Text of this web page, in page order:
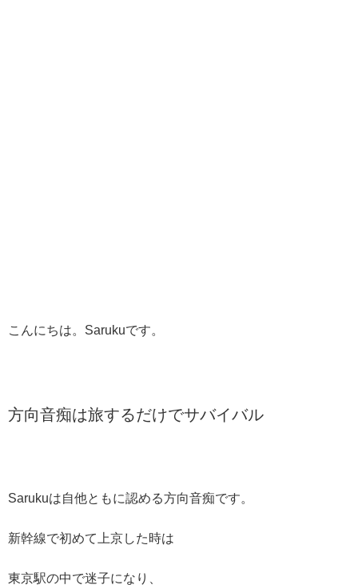
こんにちは。Sarukuです。
方向音痴は旅するだけでサバイバル
Sarukuは自他ともに認める方向音痴です。
新幹線で初めて上京した時は
東京駅の中で迷子になり、